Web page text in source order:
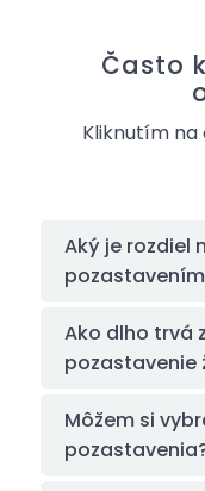
Často
Kliknutím
Aký je rozdiel
Ako dlho trvá
pozastavenie
Môžem si